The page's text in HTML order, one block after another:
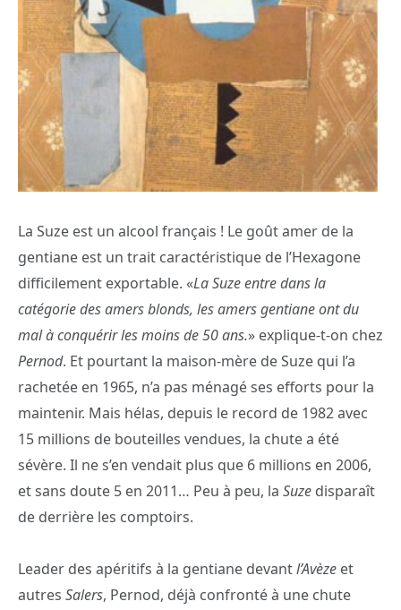
La Suze est un alcool français ! Le goût amer de la
gentiane est un trait caractéristique de l’Hexagone
difficilement exportable. «La Suze entre dans la
catégorie des amers blonds, les amers gentiane ont du
mal à conquérir les moins de 50 ans.» explique-t-on chez
Pernod. Et pourtant la maison-mère de Suze qui l’a
rachetée en 1965, n’a pas ménagé ses efforts pour la
maintenir. Mais hélas, depuis le record de 1982 avec
15 millions de bouteilles vendues, la chute a été
sévère. Il ne s’en vendait plus que 6 millions en 2006,
et sans doute 5 en 2011… Peu à peu, la Suze disparaît
de derrière les comptoirs.
Leader des apéritifs à la gentiane devantl’Avèze et
autres Salers, Pernod, déjà confronté à une chute